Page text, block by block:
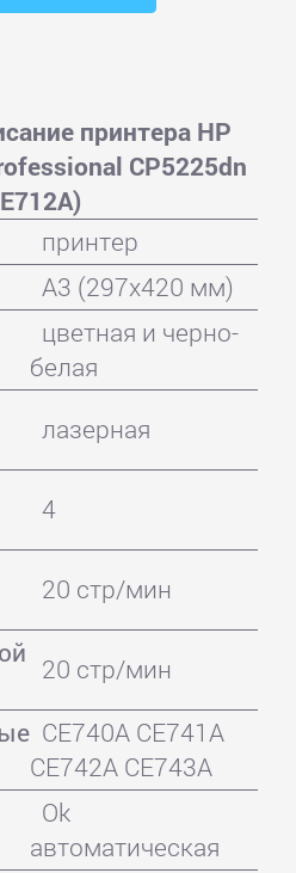
принтера HP
CP5225dn
принтер
A3 (297x420 мм)
цветная и черно-
белая
лазерная
4
20 стр/мин
20 стр/мин
CE740A CE741A
CE742A CE743A
Ok
автоматическая